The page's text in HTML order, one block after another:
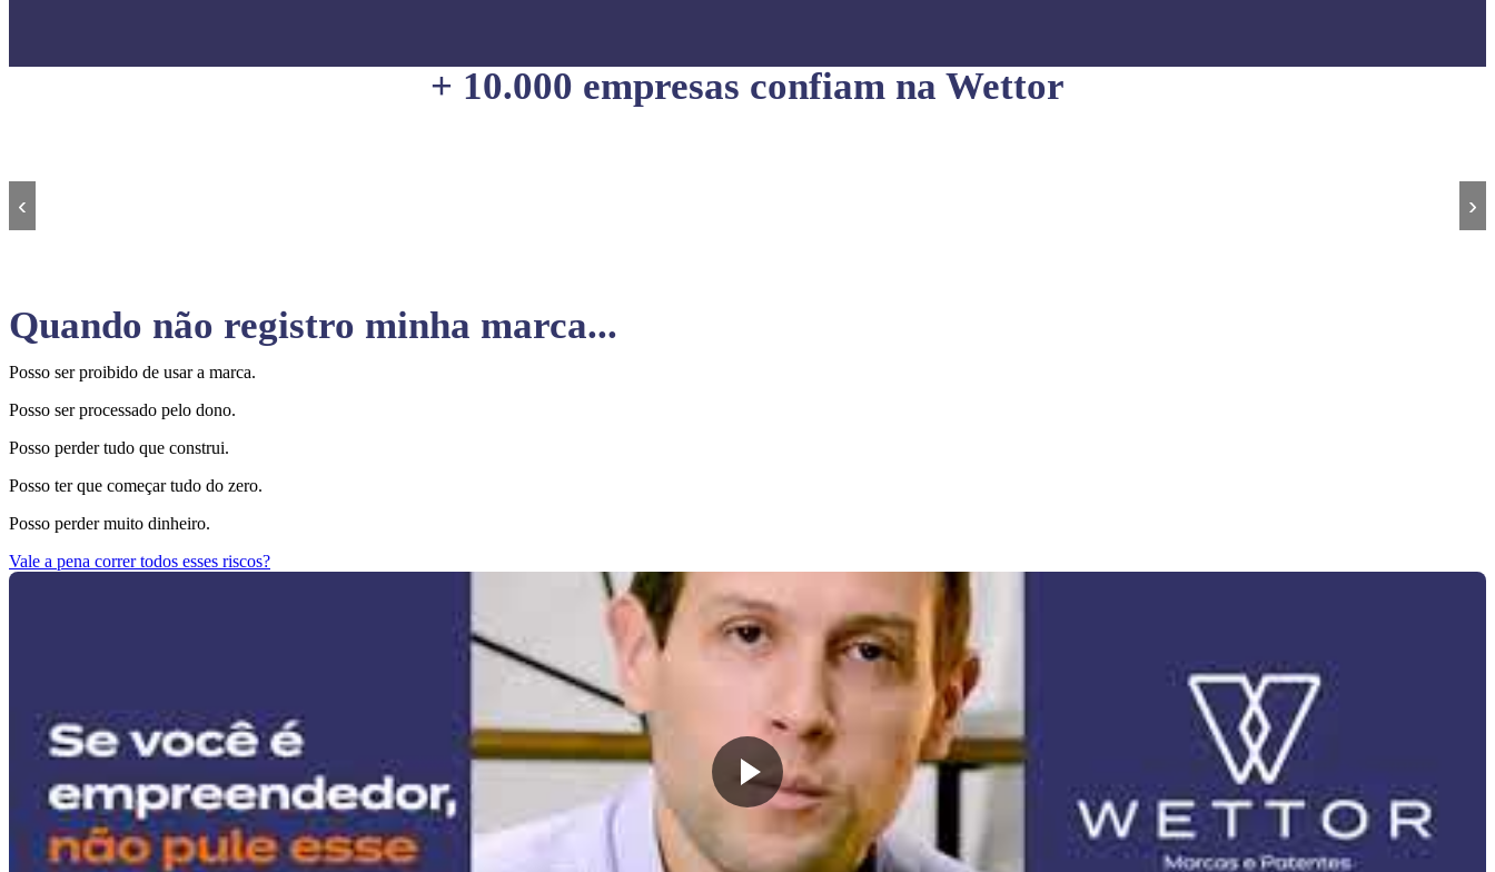
+ 10.000 empresas confiam na Wettor
‹ ›
Quando não registro minha marca...
Posso ser proibido de usar a marca.
Posso ser processado pelo dono.
Posso perder tudo que construi.
Posso ter que começar tudo do zero.
Posso perder muito dinheiro.
Vale a pena correr todos esses riscos?